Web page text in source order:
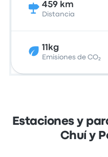
459 km
Distancia
11kg
Emisiones de CO₂
Estaciones y
Chuí y